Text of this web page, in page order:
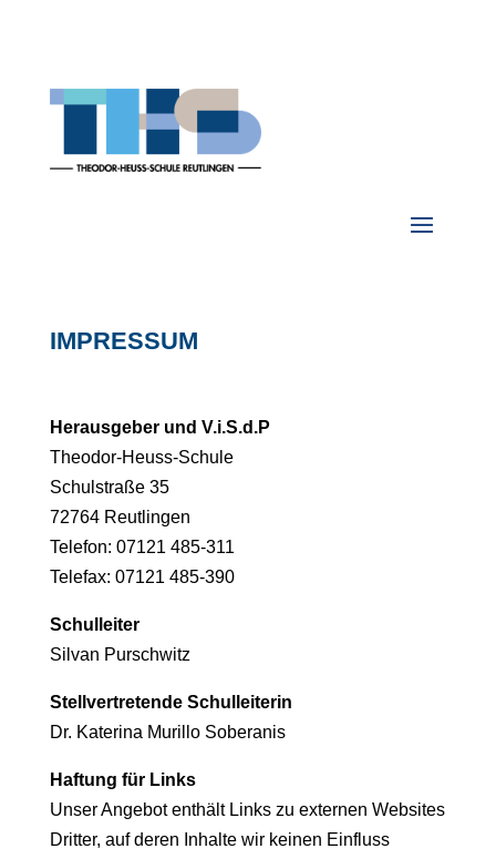
IMPRESSUM
Herausgeber und V.i.S.d.P
Theodor-Heuss-Schule
Schulstraße 35
72764 Reutlingen
Telefon: 07121 485-311
Telefax: 07121 485-390
Schulleiter
Silvan Purschwitz
Stellvertretende Schulleiterin
Dr. Katerina Murillo Soberanis
Haftung für Links
Unser Angebot enthält Links zu externen Websites
Dritter, auf deren Inhalte wir keinen Einfluss